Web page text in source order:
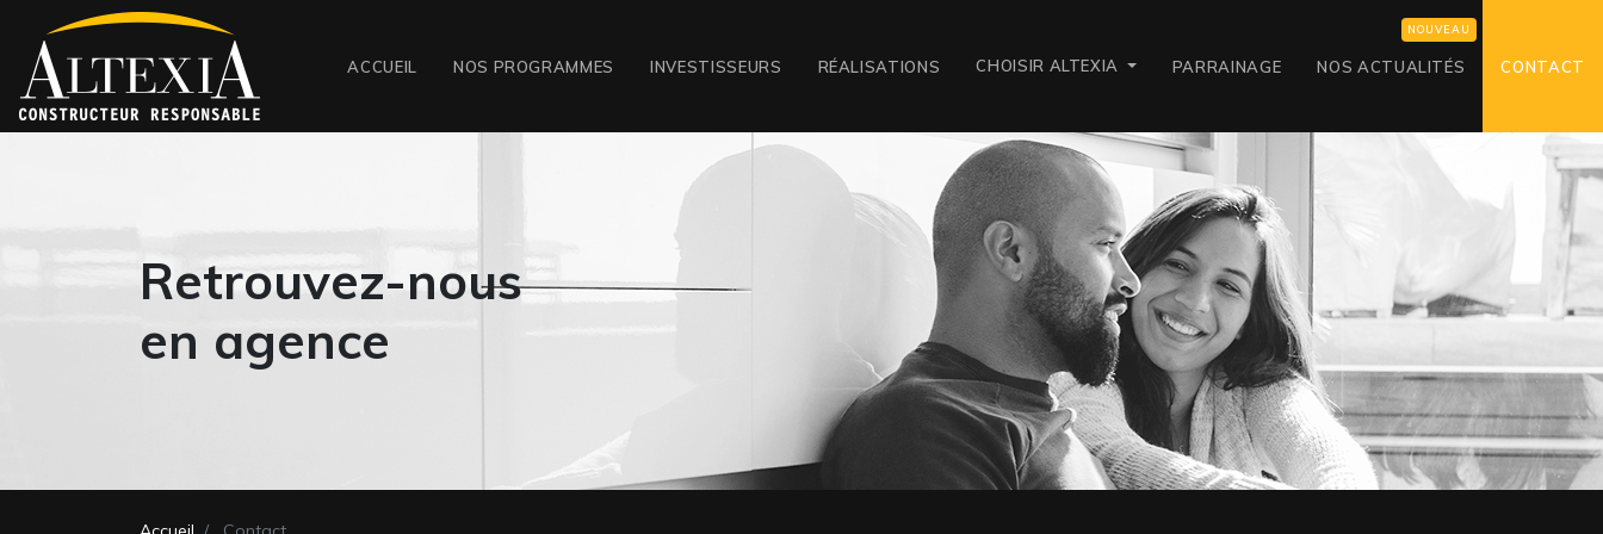
ACCUEIL NOS PROGRAMMES INVESTISSEURS RÉALISATIONS CHOISIR ALTEXIA PARRAINAGE NOS ACTUALITÉS CONTACT
Retrouvez-nous
en agence